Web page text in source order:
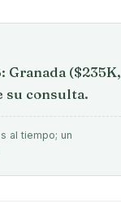
Granada ($235K,
su consulta.
al tiempo; un